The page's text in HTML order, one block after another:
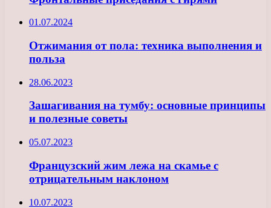
01.07.2024
Отжимания от пола: техника выполнения и
польза
28.06.2023
Зашагивания на тумбу: основные принципы
и полезные советы
05.07.2023
Французский жим лежа на скамье с
отрицательным наклоном
10.07.2023